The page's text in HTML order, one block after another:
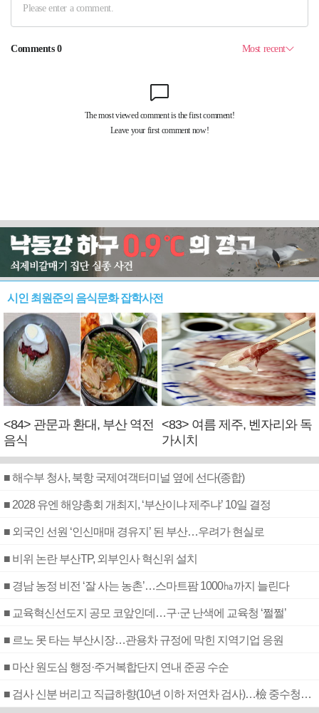
시인 최원준의 음식문화 잡학사전
<84> 관문과 환대, 부산 역전
음식
<83> 여름 제주, 벤자리와 독
가시치
■ 해수부 청사, 북항 국제여객터미널 옆에 선다(종합)
■ 2028 유엔 해양총회 개최지, ‘부산이냐 제주냐’ 10일 결정
■ 외국인 선원 ‘인신매매 경유지’ 된 부산…우려가 현실로
■ 비위 논란 부산TP, 외부인사 혁신위 설치
■ 경남 농정 비전 ‘잘 사는 농촌’…스마트팜 1000㏊까지 늘린다
■ 교육혁신선도지 공모 코앞인데…구·군 난색에 교육청 ‘쩔쩔’
■ 르노 못 타는 부산시장…관용차 규정에 막힌 지역기업 응원
■ 마산 원도심 행정·주거복합단지 연내 준공 수순
■ 검사 신분 버리고 직급하향(10년 이하 저연차 검사)…檢 중수청행 기피